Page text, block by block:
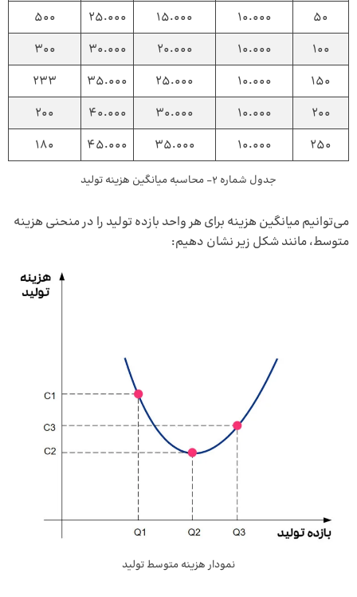
50
10.000
15.000
25.000
500
100
10.000
20.000
30.000
300
150
10.000
25.000
35.000
233
200
10.000
30.000
40.000
200
250
10.000
35.000
45.000
180
جدول شماره 2- محاسبه میانگین هزینه تولید
می‌توانیم میانگین هزینه برای هر واحد بازده تولید را در منحنی هزینه
متوسط، مانند شکل زیر نشان دهیم:
نمودار هزینه متوسط تولید